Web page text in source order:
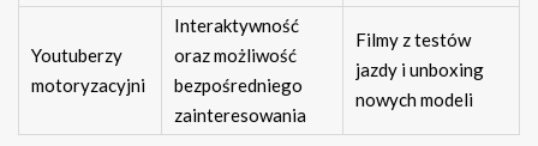
Youtuberzy
motoryzacyjni
Interaktywność
oraz możliwość
bezpośredniego
zainteresowania
Filmy z testów
jazdy i unboxing
nowych modeli